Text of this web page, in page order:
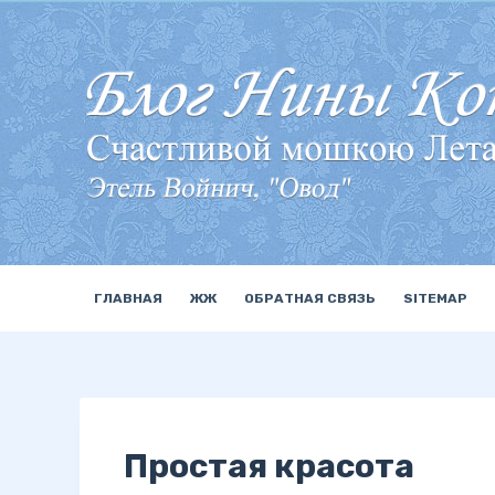
П
е
р
е
й
т
и
к
с
ГЛАВНАЯ ЖЖ ОБРАТНАЯ СВЯЗЬ SITEMAP
Простая красота